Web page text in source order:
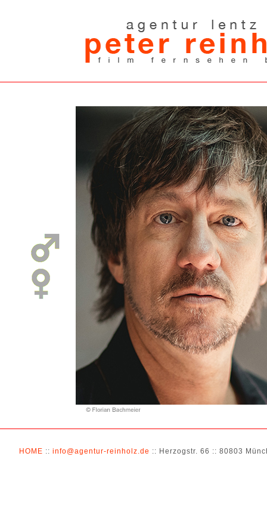
HOME :: info@agentur-reinholz.de :: Herzogstr. 66 :: 80803